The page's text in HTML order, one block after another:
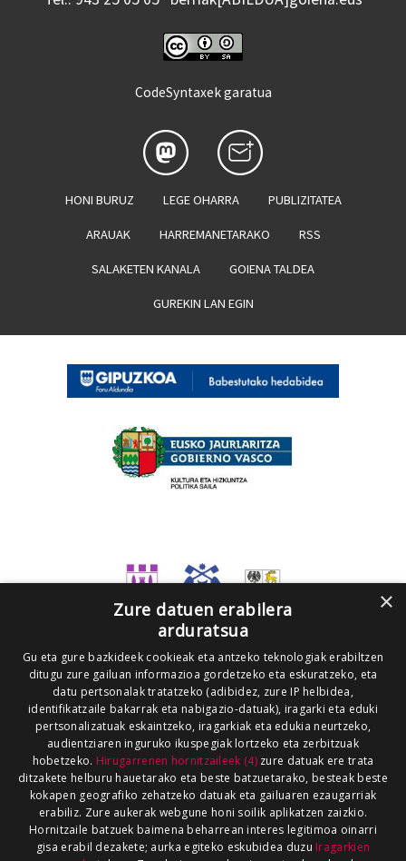
CodeSyntaxek garatua
HONI BURUZ LEGE OHARRA PUBLIZITATEA
ARAUAK HARREMANETARAKO RSS
SALAKETEN KANALA GOIENA TALDEA
GUREKIN LAN EGIN
×
Zure datuen erabilera
arduratsua
Gu eta gure bazkideek cookieak eta antzeko teknologiak erabiltzen
ditugu zure gailuan informazioa gordetzeko eta eskuratzeko, eta
datu pertsonalak tratatzeko (adibidez, zure IP helbidea,
identifikatzaile bakarrak eta nabigazio-datuak), iragarki eta eduki
pertsonalizatuak eskaintzeko, iragarkiak eta edukia neurtzeko,
audientziaren inguruko ikuspegiak lortzeko eta zerbitzuak
hobetzeko. Hirugarrenen hornitzaileek (4)zure datuak ere trata
ditzakete helburu hauetarako eta beste batzuetarako, besteak beste
kokapen geografiko zehatzeko datuak eta gailuaren ezaugarriak
erabiliz. Zure aukerak webgune honi soilik aplikatzen zaizkio.
Hornitzaile batzuek baimena beharrean interes legitimoa oinarri
gisa erabil dezakete; aurka egiteko eskubidea duzu Iragarkien